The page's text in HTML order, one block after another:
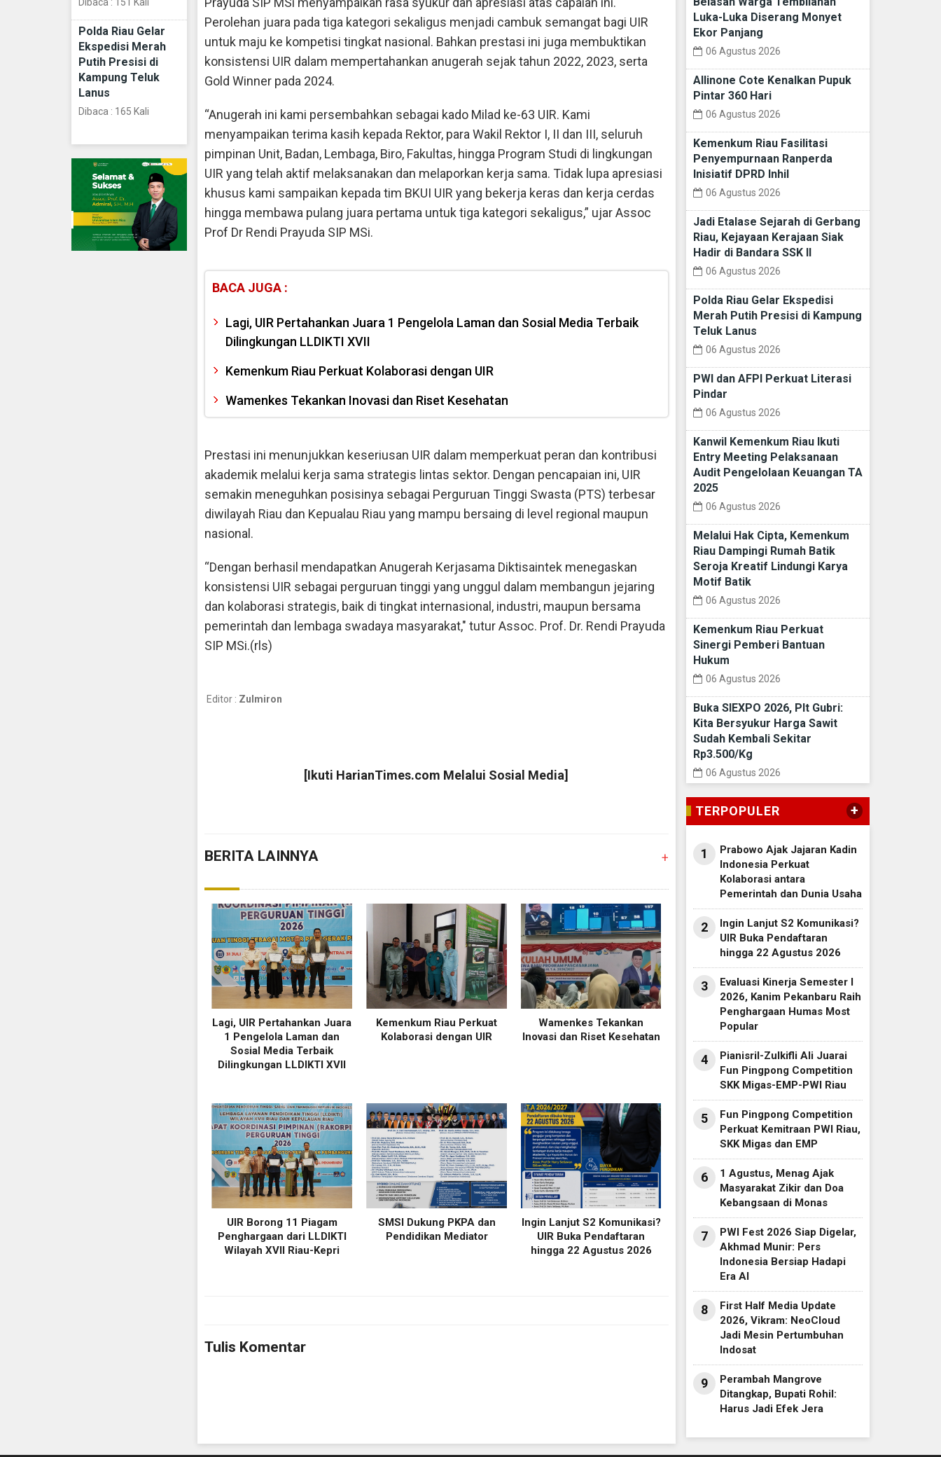
Polda Riau Gelar
Ekspedisi Merah
Putih Presisi di
Kampung Teluk
Lanus
Dibaca : 165 Kali
Perolehan juara pada tiga kategori sekaligus menjadi cambuk semangat bagi UIR
untuk maju ke kompetisi tingkat nasional. Bahkan prestasi ini juga membuktikan
konsistensi UIR dalam mempertahankan anugerah sejak tahun 2022, 2023, serta
Gold Winner pada 2024.
“Anugerah ini kami persembahkan sebagai kado Milad ke-63 UIR. Kami
menyampaikan terima kasih kepada Rektor, para Wakil Rektor I, II dan III, seluruh
pimpinan Unit, Badan, Lembaga, Biro, Fakultas, hingga Program Studi di lingkungan
UIR yang telah aktif melaksanakan dan melaporkan kerja sama. Tidak lupa apresiasi
khusus kami sampaikan kepada tim BKUI UIR yang bekerja keras dan kerja cerdas
hingga membawa pulang juara pertama untuk tiga kategori sekaligus,” ujar Assoc
Prof Dr Rendi Prayuda SIP MSi.
BACA JUGA :
Lagi, UIR Pertahankan Juara 1 Pengelola Laman dan Sosial Media Terbaik
Dilingkungan LLDIKTI XVII
Kemenkum Riau Perkuat Kolaborasi dengan UIR
Wamenkes Tekankan Inovasi dan Riset Kesehatan
Prestasi ini menunjukkan keseriusan UIR dalam memperkuat peran dan kontribusi
akademik melalui kerja sama strategis lintas sektor. Dengan pencapaian ini, UIR
semakin meneguhkan posisinya sebagai Perguruan Tinggi Swasta (PTS) terbesar
diwilayah Riau dan Kepualau Riau yang mampu bersaing di level regional maupun
nasional.
“Dengan berhasil mendapatkan Anugerah Kerjasama Diktisaintek menegaskan
konsistensi UIR sebagai perguruan tinggi yang unggul dalam membangun jejaring
dan kolaborasi strategis, baik di tingkat internasional, industri, maupun bersama
pemerintah dan lembaga swadaya masyarakat," tutur Assoc. Prof. Dr. Rendi Prayuda
SIP MSi.(rls)
Editor : Zulmiron
[Ikuti HarianTimes.com Melalui Sosial Media]
BERITA LAINNYA +
Lagi, UIR Pertahankan Juara
1 Pengelola Laman dan
Sosial Media Terbaik
Dilingkungan LLDIKTI XVII
Kemenkum Riau Perkuat
Kolaborasi dengan UIR
Wamenkes Tekankan
Inovasi dan Riset Kesehatan
UIR Borong 11 Piagam
Penghargaan dari LLDIKTI
Wilayah XVII Riau-Kepri
SMSI Dukung PKPA dan
Pendidikan Mediator
Ingin Lanjut S2 Komunikasi?
UIR Buka Pendaftaran
hingga 22 Agustus 2026
Tulis Komentar
Luka-Luka Diserang Monyet
Ekor Panjang
06 Agustus 2026
Allinone Cote Kenalkan Pupuk
Pintar 360 Hari
06 Agustus 2026
Kemenkum Riau Fasilitasi
Penyempurnaan Ranperda
Inisiatif DPRD Inhil
06 Agustus 2026
Jadi Etalase Sejarah di Gerbang
Riau, Kejayaan Kerajaan Siak
Hadir di Bandara SSK II
06 Agustus 2026
Polda Riau Gelar Ekspedisi
Merah Putih Presisi di Kampung
Teluk Lanus
06 Agustus 2026
PWI dan AFPI Perkuat Literasi
Pindar
06 Agustus 2026
Kanwil Kemenkum Riau Ikuti
Entry Meeting Pelaksanaan
Audit Pengelolaan Keuangan TA
2025
06 Agustus 2026
Melalui Hak Cipta, Kemenkum
Riau Dampingi Rumah Batik
Seroja Kreatif Lindungi Karya
Motif Batik
06 Agustus 2026
Kemenkum Riau Perkuat
Sinergi Pemberi Bantuan
Hukum
06 Agustus 2026
Buka SIEXPO 2026, Plt Gubri:
Kita Bersyukur Harga Sawit
Sudah Kembali Sekitar
Rp3.500/Kg
06 Agustus 2026
TERPOPULER +
1
Prabowo Ajak Jajaran Kadin
Indonesia Perkuat
Kolaborasi antara
Pemerintah dan Dunia Usaha
2
Ingin Lanjut S2 Komunikasi?
UIR Buka Pendaftaran
hingga 22 Agustus 2026
3
Evaluasi Kinerja Semester I
2026, Kanim Pekanbaru Raih
Penghargaan Humas Most
Popular
4
Pianisril-Zulkifli Ali Juarai
Fun Pingpong Competition
SKK Migas-EMP-PWI Riau
5
Fun Pingpong Competition
Perkuat Kemitraan PWI Riau,
SKK Migas dan EMP
6
1 Agustus, Menag Ajak
Masyarakat Zikir dan Doa
Kebangsaan di Monas
7
PWI Fest 2026 Siap Digelar,
Akhmad Munir: Pers
Indonesia Bersiap Hadapi
Era AI
8
First Half Media Update
2026, Vikram: NeoCloud
Jadi Mesin Pertumbuhan
Indosat
9
Perambah Mangrove
Ditangkap, Bupati Rohil:
Harus Jadi Efek Jera